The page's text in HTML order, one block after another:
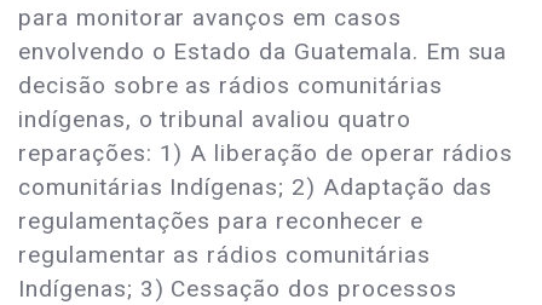
para monitorar avanços em casos
envolvendo o Estado da Guatemala. Em sua
decisão sobre as rádios comunitárias
indígenas, o tribunal avaliou quatro
reparações: 1) A liberação de operar rádios
comunitárias Indígenas; 2) Adaptação das
regulamentações para reconhecer e
regulamentar as rádios comunitárias
Indígenas; 3) Cessação dos processos